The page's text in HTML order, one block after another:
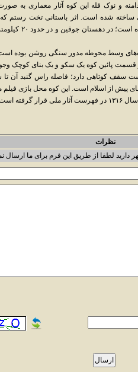
و نوک قله این کوه آثار معماری به صورت
شده است. اثر باستانی تخت رستم
منطقه شهریار استان
حجره‌های وسط محوطه مدور سنگی روشن بوده
پائین کوه یک سکو و یک بنای کوچک
پیش از اسلام است. این کوه محل بازی
است
نظرات
دارید لطفا از طریق این فرم برای ما ارسال